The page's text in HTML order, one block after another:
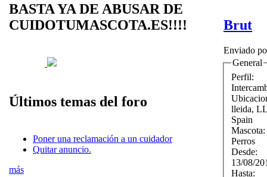
BASTA YA DE ABUSAR DE
CUIDOTUMASCOTA.ES!!!!
Últimos temas del foro
Poner una reclamación a un cuidador
Quitar anuncio.
más
Brut
Enviado
General
Perfil:
lleida,
Spain
Mascota:
Perros
Desde:
13/08/
Hasta: